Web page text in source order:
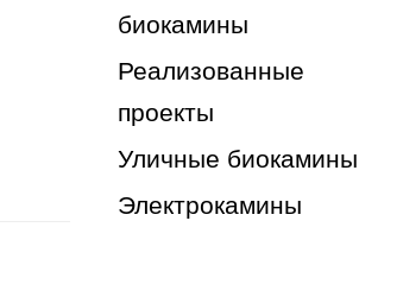
биокамины
Реализованные
проекты
Уличные биокамины
Электрокамины